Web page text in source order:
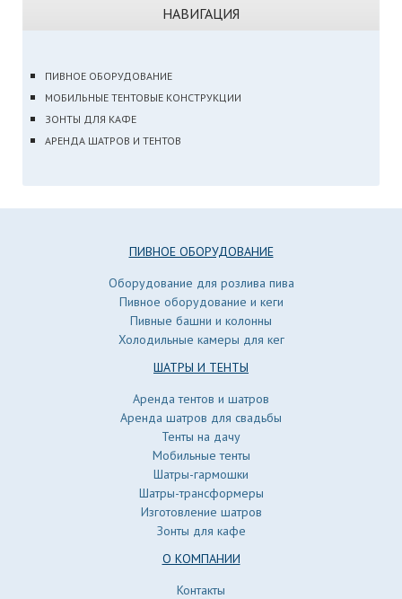
НАВИГАЦИЯ
ПИВНОЕ ОБОРУДОВАНИЕ
МОБИЛЬНЫЕ ТЕНТОВЫЕ КОНСТРУКЦИИ
ЗОНТЫ ДЛЯ КАФЕ
АРЕНДА ШАТРОВ И ТЕНТОВ
ПИВНОЕ ОБОРУДОВАНИЕ
Оборудование для розлива пива
Пивное оборудование и кеги
Пивные башни и колонны
Холодильные камеры для кег
ШАТРЫ И ТЕНТЫ
Аренда тентов и шатров
Аренда шатров для свадьбы
Тенты на дачу
Мобильные тенты
Шатры-гармошки
Шатры-трансформеры
Изготовление шатров
Зонты для кафе
О КОМПАНИИ
Контакты